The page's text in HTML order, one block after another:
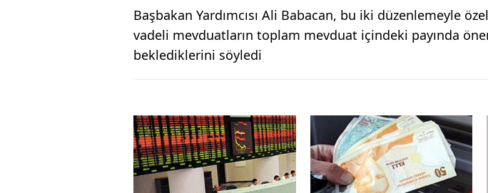
Başbakan Yardımcısı Ali Babacan, bu iki düzenlemeyle
vadeli mevduatların toplam mevduat içindeki payında
beklediklerini söyledi